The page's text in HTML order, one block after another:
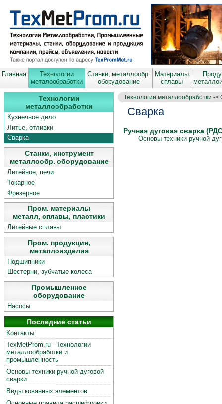
Главная
Технологии
металообработки
Станки, металлообр.
оборудование
Материалы
сплавы
Технологии
металлообработки
Кузнечное дело
Литье, отливки
Сварка
Станки, инструмент
металлообр. оборудование
Литейное, печи
Токарное
Фрезерное
Пром. материалы
металл, сплавы, пластики
Литейные сплавы
Пром. продукция,
металлоизделия
Подшипники
Шестерни, зубчатые колеса
Промышленное
оборудование
Насосы
Последние статьи
Контакты
TexMetProm.ru - Технологии
металлообработки и
промышленность
Основы техники ручной дуговой
сварки
Виды кованных элементов
Технологии металлообработки ->
Сварка
Ручная дуговая сварка
Основы техники ручной